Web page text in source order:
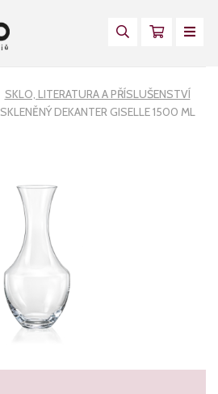
SKLO, LITERATURA A PŘÍSLUŠENSTVÍ
SKLENĚNÝ DEKANTER GISELLE 1500 ML